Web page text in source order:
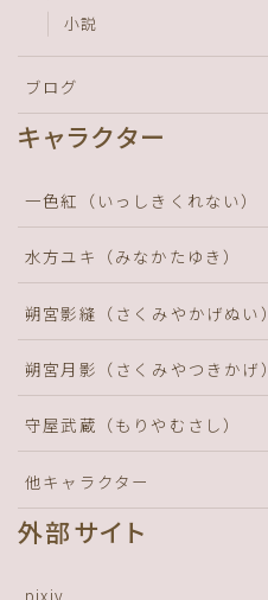
小説
ブログ
キャラクター
一色紅（いっしきくれない）
水方ユキ（みなかたゆき）
朔宮影縫（さくみやかげぬい）
朔宮月影（さくみやつきかげ）
守屋武蔵（もりやむさし）
他キャラクター
外部サイト
pixiv